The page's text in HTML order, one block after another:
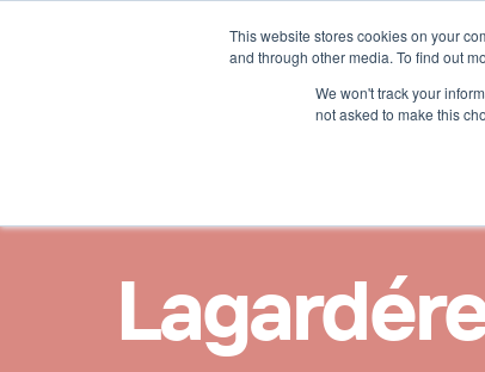
This website stores cookies on your
and through other media. To find out
We won't track your
not asked to make this
Nos solutions